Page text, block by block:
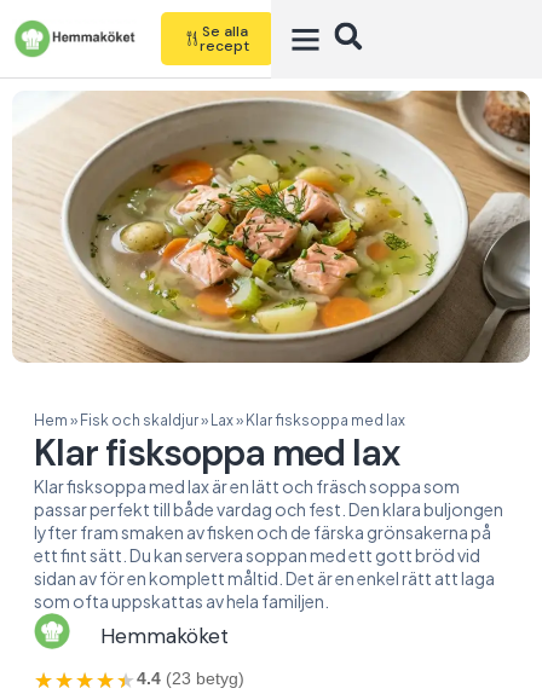
Se alla
recept
Hem » Fisk och skaldjur» Lax» Klar fisksoppa med lax
Klar fisksoppa med lax
Klar fisksoppa med lax är en lätt och fräsch soppa som
passar perfekt till både vardag och fest. Den klara buljongen
lyfter fram smaken av fisken och de färska grönsakerna på
ett fint sätt. Du kan servera soppan med ett gott bröd vid
sidan av för en komplett måltid. Det är en enkel rätt att laga
som ofta uppskattas av hela familjen.
Hemmaköket
★★★★★
★★★★★4.4 (23 betyg)